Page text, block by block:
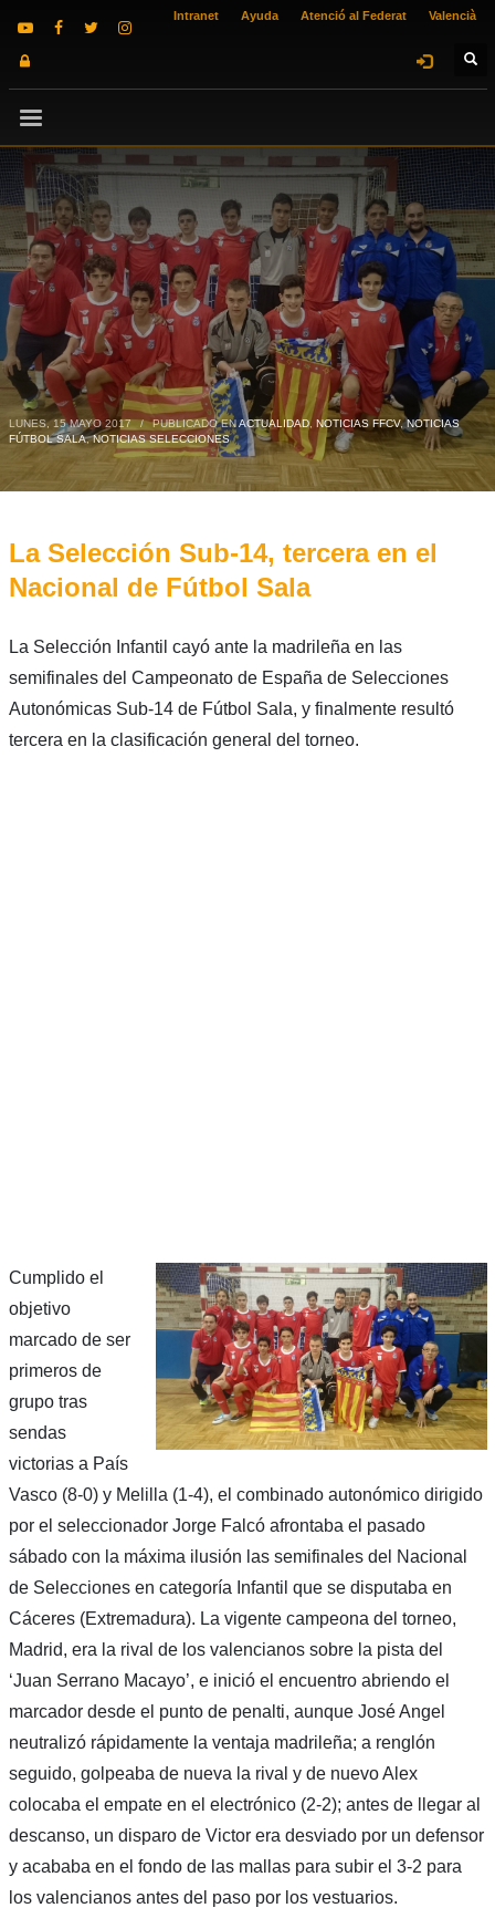
Intranet Ayuda Atenció al Federat Valencià
LUNES, 15 MAYO 2017 / PUBLICADO ENACTUALIDAD, NOTICIAS FFCV,NOTICIAS
FÚTBOL SALA,NOTICIAS SELECCIONES
La Selección Sub-14, tercera en el
Nacional de Fútbol Sala
La Selección Infantil cayó ante la madrileña en las
semifinales del Campeonato de España de Selecciones
Autonómicas Sub-14 de Fútbol Sala, y finalmente resultó
tercera en la clasificación general del torneo.
Cumplido el
objetivo
marcado de ser
primeros de
grupo tras
sendas
victorias a País
Vasco (8-0) y Melilla (1-4), el combinado autonómico dirigido
por el seleccionador Jorge Falcó afrontaba el pasado
sábado con la máxima ilusión las semifinales del Nacional
de Selecciones en categoría Infantil que se disputaba en
Cáceres (Extremadura). La vigente campeona del torneo,
Madrid, era la rival de los valencianos sobre la pista del
‘Juan Serrano Macayo’, e inició el encuentro abriendo el
marcador desde el punto de penalti, aunque José Angel
neutralizó rápidamente la ventaja madrileña; a renglón
seguido, golpeaba de nueva la rival y de nuevo Alex
colocaba el empate en el electrónico (2-2); antes de llegar al
descanso, un disparo de Victor era desviado por un defensor
y acababa en el fondo de las mallas para subir el 3-2 para
los valencianos antes del paso por los vestuarios.